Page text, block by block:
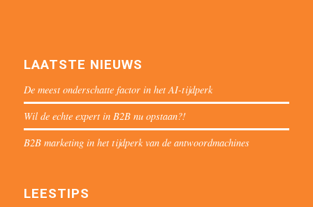
LAATSTE NIEUWS
De meest onderschatte factor in het AI-tijdperk
Wil de echte expert in B2B nu opstaan?!
B2B marketing in het tijdperk van de antwoordmachines
LEESTIPS